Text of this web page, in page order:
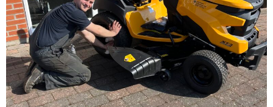
provide social media features and to analyse our traffic.
We also share information about your use of our site with
our social media, advertising and analytics partners who
may combine it with other information that you’ve
provided to them or that they’ve collected from your use
of their services.